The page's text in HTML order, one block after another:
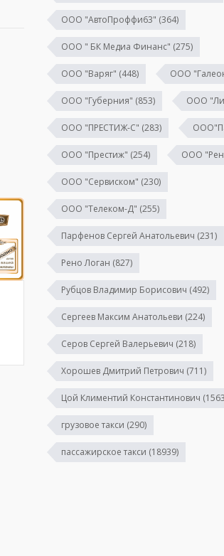
ООО "АвтоПроффи63" (364)
ООО " БК Медиа Финанс" (275)
ООО "Варяг" (448) ООО
ООО "Губерния" (853) ООО
ООО "ПРЕСТИЖ-С" (283)
ООО "Престиж" (254) ООО
ООО "Сервиском" (230)
ООО "Телеком-Д" (255)
Парфенов Сергей Анатольевич (231)
Рено Логан (827)
Рубцов Владимир Борисович (492)
Сергеев Максим Анатольеви (224)
Серов Сергей Валерьевич (218)
Хорошев Дмитрий Петрович (711)
Цой Климентий Константинович
грузовое такси (290)
пассажирское такси (18939)